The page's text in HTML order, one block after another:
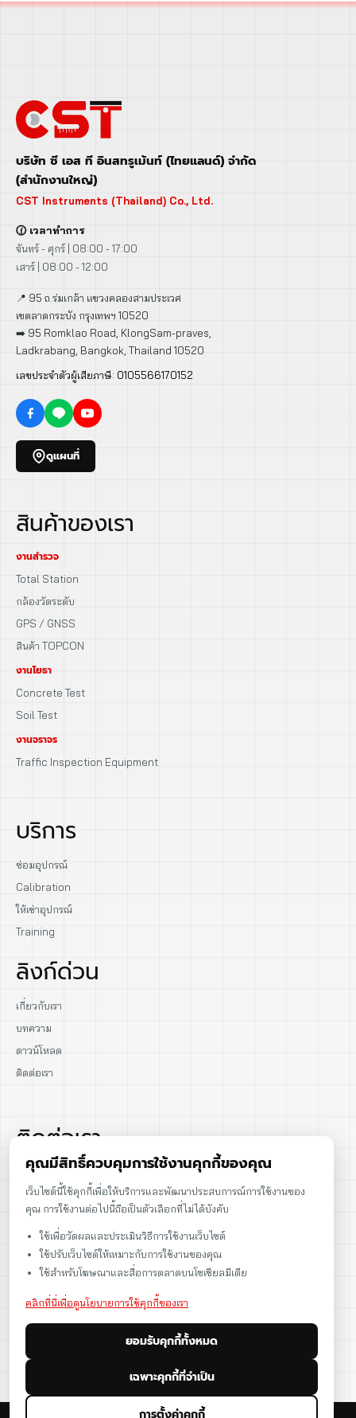
บริษัท ซี เอส ที อินสทรูเม้นท์ (ไทยแลนด์) จำกัด
(สำนักงานใหญ่)
CST Instruments (Thailand) Co., Ltd.
🕜 เวลาทำการ
จันทร์ - ศุกร์ | 08:00 - 17:00
เสาร์ | 08:00 - 12:00
📍 95 ถ.ร่มเกล้า แขวงคลองสามประเวศ
เขตลาดกระบัง กรุงเทพฯ 10520
➡️ 95 Romklao Road, KlongSam-praves,
Ladkrabang, Bangkok, Thailand 10520
เลขประจำตัวผู้เสียภาษี: 0105566170152
ดูแผนที่
สินค้าของเรา
งานสำรวจ
Total Station
กล้องวัดระดับ
GPS / GNSS
สินค้า TOPCON
งานโยธา
Concrete Test
Soil Test
งานจราจร
Traffic Inspection Equipment
บริการ
ซ่อมอุปกรณ์
Calibration
ให้เช่าอุปกรณ์
Training
ลิงก์ด่วน
เกี่ยวกับเรา
บทความ
ดาวน์โหลด
ติดต่อเรา
ติดต่อเรา
086-086-2000
sales@cst.co.th
คุณมีสิทธิ์ควบคุมการใช้งานคุกกี้ของคุณ
เว็บไซต์นี้ใช้คุกกี้เพื่อให้บริการและพัฒนาประสบการณ์การใช้งานของ
คุณ การใช้งานต่อไปนี้ถือเป็นตัวเลือกที่ไม่ได้บังคับ
ใช้เพื่อวัดผลและประเมินวิธีการใช้งานเว็บไซต์
ใช้ปรับเว็บไซต์ให้เหมาะกับการใช้งานของคุณ
ใช้สำหรับโฆษณาและสื่อการตลาดบนโซเชียลมีเดีย
คลิกที่นี่เพื่อดูนโยบายการใช้คุกกี้ของเรา
ยอมรับคุกกี้ทั้งหมด
เฉพาะคุกกี้ที่จำเป็น
การตั้งค่าคุกกี้